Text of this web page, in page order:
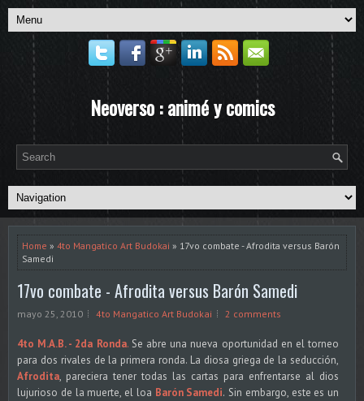
Neoverso : animé y comics
Home » 4to Mangatico Art Budokai » 17vo combate - Afrodita versus Barón
Samedi
17vo combate - Afrodita versus Barón Samedi
mayo 25, 2010 4to Mangatico Art Budokai 2 comments
4to M.A.B. - 2da Ronda.Se abre una nueva oportunidad en el torneo
para dos rivales de la primera ronda. La diosa griega de la seducción,
Afrodita, pareciera tener todas las cartas para enfrentarse al dios
lujurioso de la muerte, el loa Barón Samedi. Sin embargo, este es un